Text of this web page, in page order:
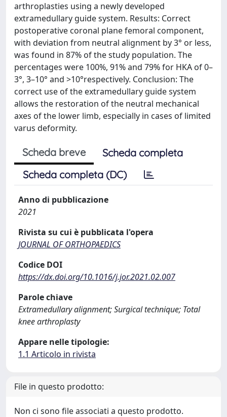
arthroplasties using a newly developed
extramedullary guide system. Results: Correct
postoperative coronal plane femoral component,
with deviation from neutral alignment by 3° or less,
was found in 87% of the study population. The
percentages were 100%, 91% and 79% for HKA of 0–
3°, 3–10° and >10°respectively. Conclusion: The
correct use of the extramedullary guide system
allows the restoration of the neutral mechanical
axes of the lower limb, especially in cases of limited
varus deformity.
Scheda breve
Scheda completa
Scheda completa (DC)
Anno di pubblicazione
2021
Rivista su cui è pubblicata l'opera
JOURNAL OF ORTHOPAEDICS
Codice DOI
https://dx.doi.org/10.1016/j.jor.2021.02.007
Parole chiave
Extramedullary alignment; Surgical technique; Total
knee arthroplasty
Appare nelle tipologie:
1.1 Articolo in rivista
File in questo prodotto:
Non ci sono file associati a questo prodotto.